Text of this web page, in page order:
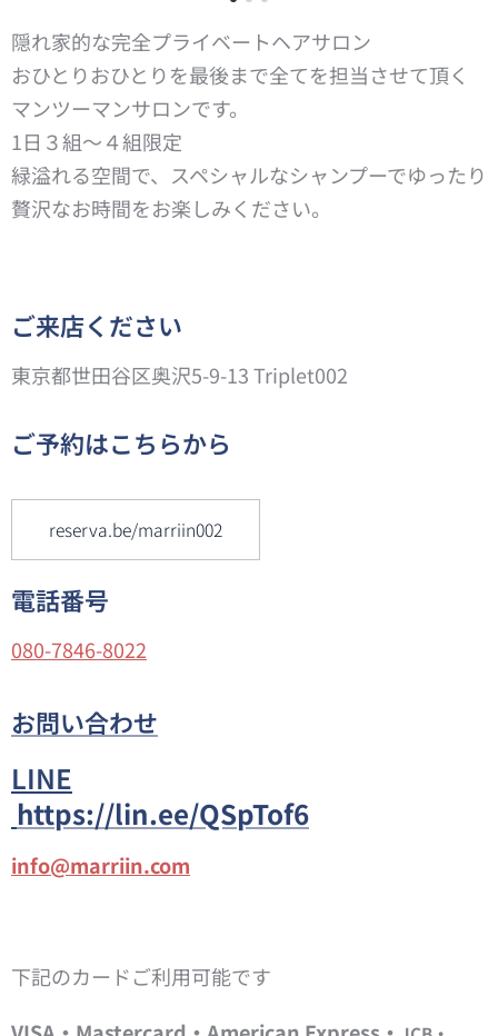
隠れ家的な完全プライベートヘアサロン
おひとりおひとりを最後まで全てを担当させて頂く
マンツーマンサロンです。
1日３組〜４組限定
緑溢れる空間で、スペシャルなシャンプーでゆったり
贅沢なお時間をお楽しみください。
ご来店ください
東京都世田谷区奥沢5-9-13 Triplet002
ご予約はこちらから
reserva.be/marriin002
電話番号
080-7846-8022
お問い合わせ
LINE
https://lin.ee/QSpTof6
info@marriin.com
下記のカードご利用可能です